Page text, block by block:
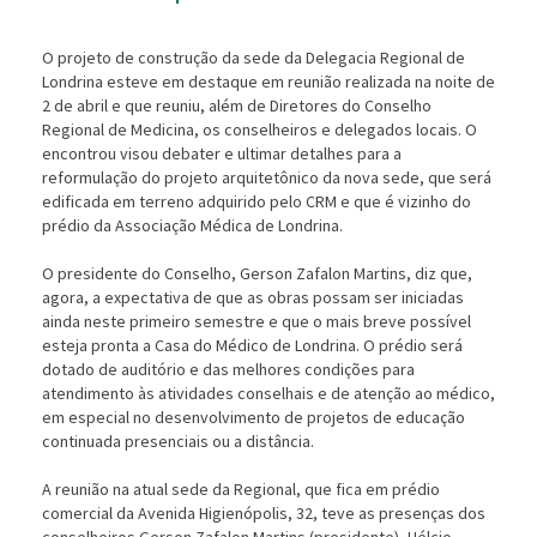
O projeto de construção da sede da Delegacia Regional de
Londrina esteve em destaque em reunião realizada na noite de
2 de abril e que reuniu, além de Diretores do Conselho
Regional de Medicina, os conselheiros e delegados locais. O
encontrou visou debater e ultimar detalhes para a
reformulação do projeto arquitetônico da nova sede, que ser
edificada em terreno adquirido pelo CRM e que é vizinho do
prédio da Associação Médica de Londrina.
O presidente do Conselho, Gerson Zafalon Martins, diz que,
agora, a expectativa de que as obras possam ser iniciadas
ainda neste primeiro semestre e que o mais breve possível
esteja pronta a Casa do Médico de Londrina. O prédio ser
dotado de auditório e das melhores condições para
atendimento às atividades conselhais e de atenção ao médico,
em especial no desenvolvimento de projetos de educação
continuada presenciais ou a distância.
A reunião na atual sede da Regional, que fica em prédio
comercial da Avenida Higienópolis, 32, teve as presenças dos